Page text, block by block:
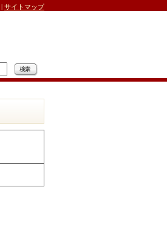
| サイトマップ